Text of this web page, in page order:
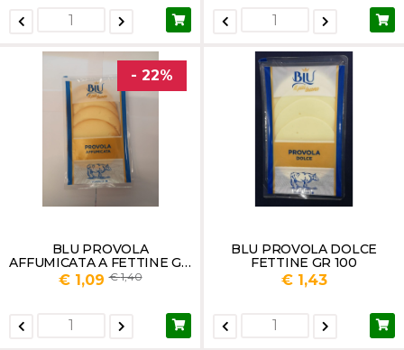
- 22%
BLU PROVOLA
AFFUMICATA A FETTINE GR
100
€ 1,09 1,40
BLU PROVOLA DOLCE
FETTINE GR 100
€ 1,43